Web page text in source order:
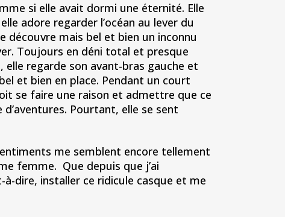
si elle avait dormi une éternité. Elle
adore regarder l’océan au lever du
découvre mais bel et bien un inconnu
Toujours en déni total et presque
regarde son avant-bras gauche et
et bien en place. Pendant un court
se faire une raison et admettre que ce
d’aventures. Pourtant, elle se sent
me semblent encore tellement
femme. Que depuis que j’ai
dire, installer ce ridicule casque et me